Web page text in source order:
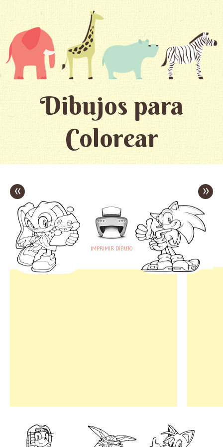
Dibujos para
Colorear
«
IMPRIMIR DIBUJO
»